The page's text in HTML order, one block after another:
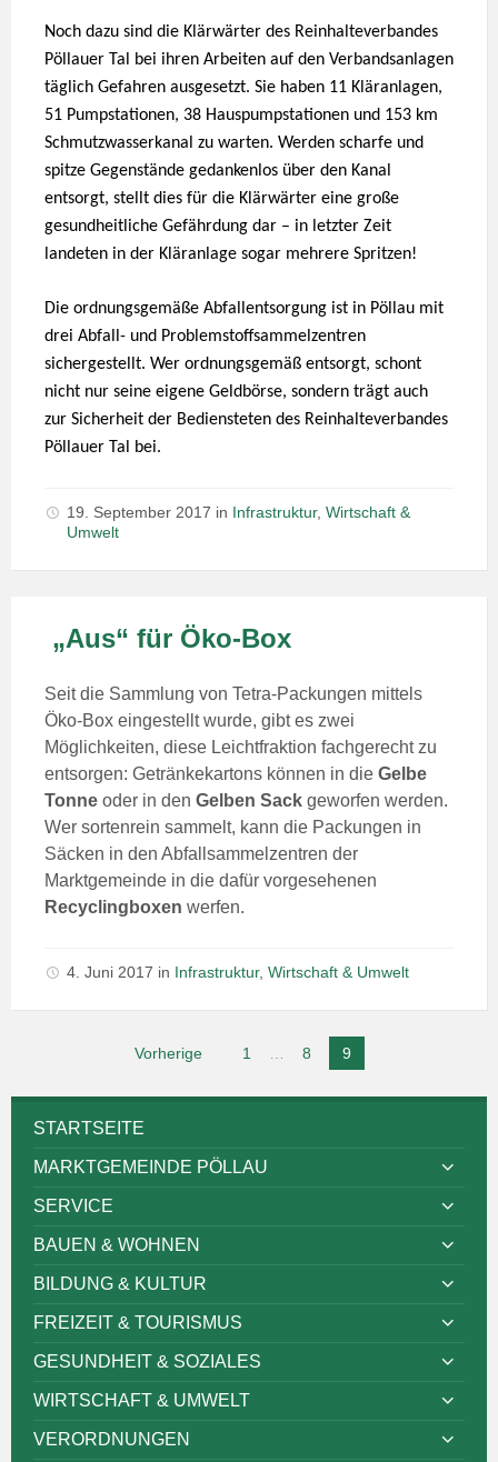
Noch dazu sind die Klärwärter des Reinhalteverbandes
Pöllauer Tal bei ihren Arbeiten auf den Verbandsanlagen
täglich Gefahren ausgesetzt. Sie haben 11 Kläranlagen,
51 Pumpstationen, 38 Hauspumpstationen und 153 km
Schmutzwasserkanal zu warten. Werden scharfe und
spitze Gegenstände gedankenlos über den Kanal
entsorgt, stellt dies für die Klärwärter eine große
gesundheitliche Gefährdung dar – in letzter Zeit
landeten in der Kläranlage sogar mehrere Spritzen!
Die ordnungsgemäße Abfallentsorgung ist in Pöllau mit
drei Abfall- und Problemstoffsammelzentren
sichergestellt. Wer ordnungsgemäß entsorgt, schont
nicht nur seine eigene Geldbörse, sondern trägt auch
zur Sicherheit der Bediensteten des Reinhalteverbandes
Pöllauer Tal bei.
19. September 2017 in Infrastruktur, Wirtschaft &
Umwelt
„Aus“ für Öko-Box
Seit die Sammlung von Tetra-Packungen mittels
Öko-Box eingestellt wurde, gibt es zwei
Möglichkeiten, diese Leichtfraktion fachgerecht zu
entsorgen: Getränkekartons können in die Gelbe
Tonne oder in den Gelben Sack geworfen werden.
Wer sortenrein sammelt, kann die Packungen in
Säcken in den Abfallsammelzentren der
Marktgemeinde in die dafür vorgesehenen
Recyclingboxen werfen.
4. Juni 2017 in Infrastruktur, Wirtschaft & Umwelt
Seitennummerierung
Beiträge
Vorherige 1 8 9
STARTSEITE
MARKTGEMEINDE PÖLLAU
SERVICE
BAUEN & WOHNEN
BILDUNG & KULTUR
FREIZEIT & TOURISMUS
GESUNDHEIT & SOZIALES
WIRTSCHAFT & UMWELT
VERORDNUNGEN